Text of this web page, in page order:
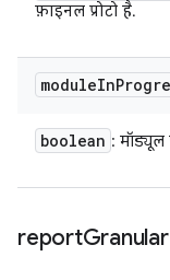
फ़ाइनल प्रोटो है.
moduleIn
boolean : मॉड्यूल
reportGranular